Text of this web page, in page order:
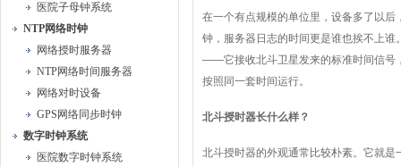
医院子母钟系统
NTP网络时钟
网络授时服务器
NTP网络时间服务器
网络对时设备
GPS网络同步时钟
数字时钟系统
医院数字时钟系统
在一个有点规模的单位里，设备多了以
钟，服务器日志的时间更是谁也挨不上
——它接收北斗卫星发来的标准时间信号
按照同一套时间运行。
北斗授时器长什么样？
北斗授时器的外观通常比较朴素。它就